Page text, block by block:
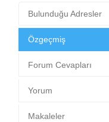
Bulunduğu Adresler
Özgeçmiş
Forum Cevapları
Yorum
Makaleler